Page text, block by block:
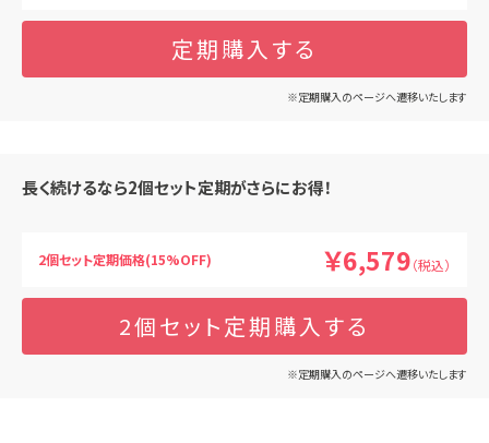
定期購入する
※定期購入のページへ遷移いたします
長く続けるなら2個セット定期がさらにお得！
2個セット定期価格(15%OFF) ￥6,579（税込）
2個セット定期購入する
※定期購入のページへ遷移いたします